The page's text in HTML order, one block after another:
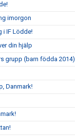
imorgon
i IF Lödde!
din hjälp
grupp (barn födda 2014)
Danmark!